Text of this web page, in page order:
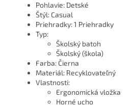
Pohlavie: Detské
Štýl: Casual
Priehradky: 1 Priehradky
Typ:
Školský batoh
Školský (škola)
Farba: Čierna
Materiál: Recyklovateľný
Vlastnosti:
Ergonomická vložka
Horné ucho